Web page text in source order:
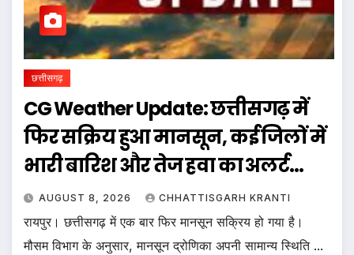
छत्तीसगढ़
CG Weather Update: छत्तीसगढ़ में
फिर सक्रिय हुआ मानसून, कई जिलों में
भारी बारिश और तेज हवा का अलर्ट…
AUGUST 8, 2026 CHHATTISGARH KRANTI
रायपुर। छत्तीसगढ़ में एक बार फिर मानसून सक्रिय हो गया है।
मौसम विभाग के अनुसार, मानसून द्रोणिका अपनी सामान्य स्थिति ...